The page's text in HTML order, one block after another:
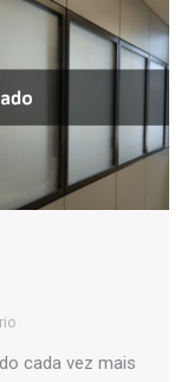
cada vez mais